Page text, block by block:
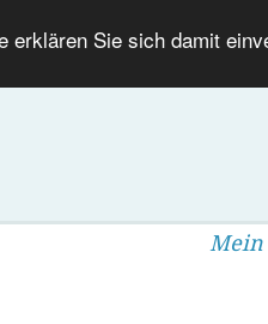
Sie sich damit
Mein